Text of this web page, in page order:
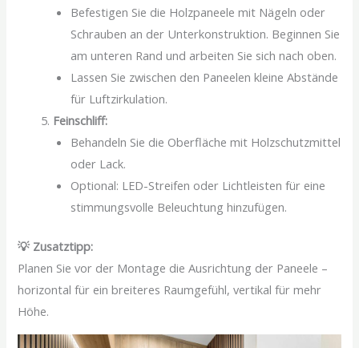
Befestigen Sie die Holzpaneele mit Nägeln oder
Schrauben an der Unterkonstruktion. Beginnen Sie
am unteren Rand und arbeiten Sie sich nach oben.
Lassen Sie zwischen den Paneelen kleine Abstände
für Luftzirkulation.
Feinschliff:
Behandeln Sie die Oberfläche mit Holzschutzmittel
oder Lack.
Optional: LED-Streifen oder Lichtleisten für eine
stimmungsvolle Beleuchtung hinzufügen.
💡 Zusatztipp:
Planen Sie vor der Montage die Ausrichtung der Paneele –
horizontal für ein breiteres Raumgefühl, vertikal für mehr
Höhe.